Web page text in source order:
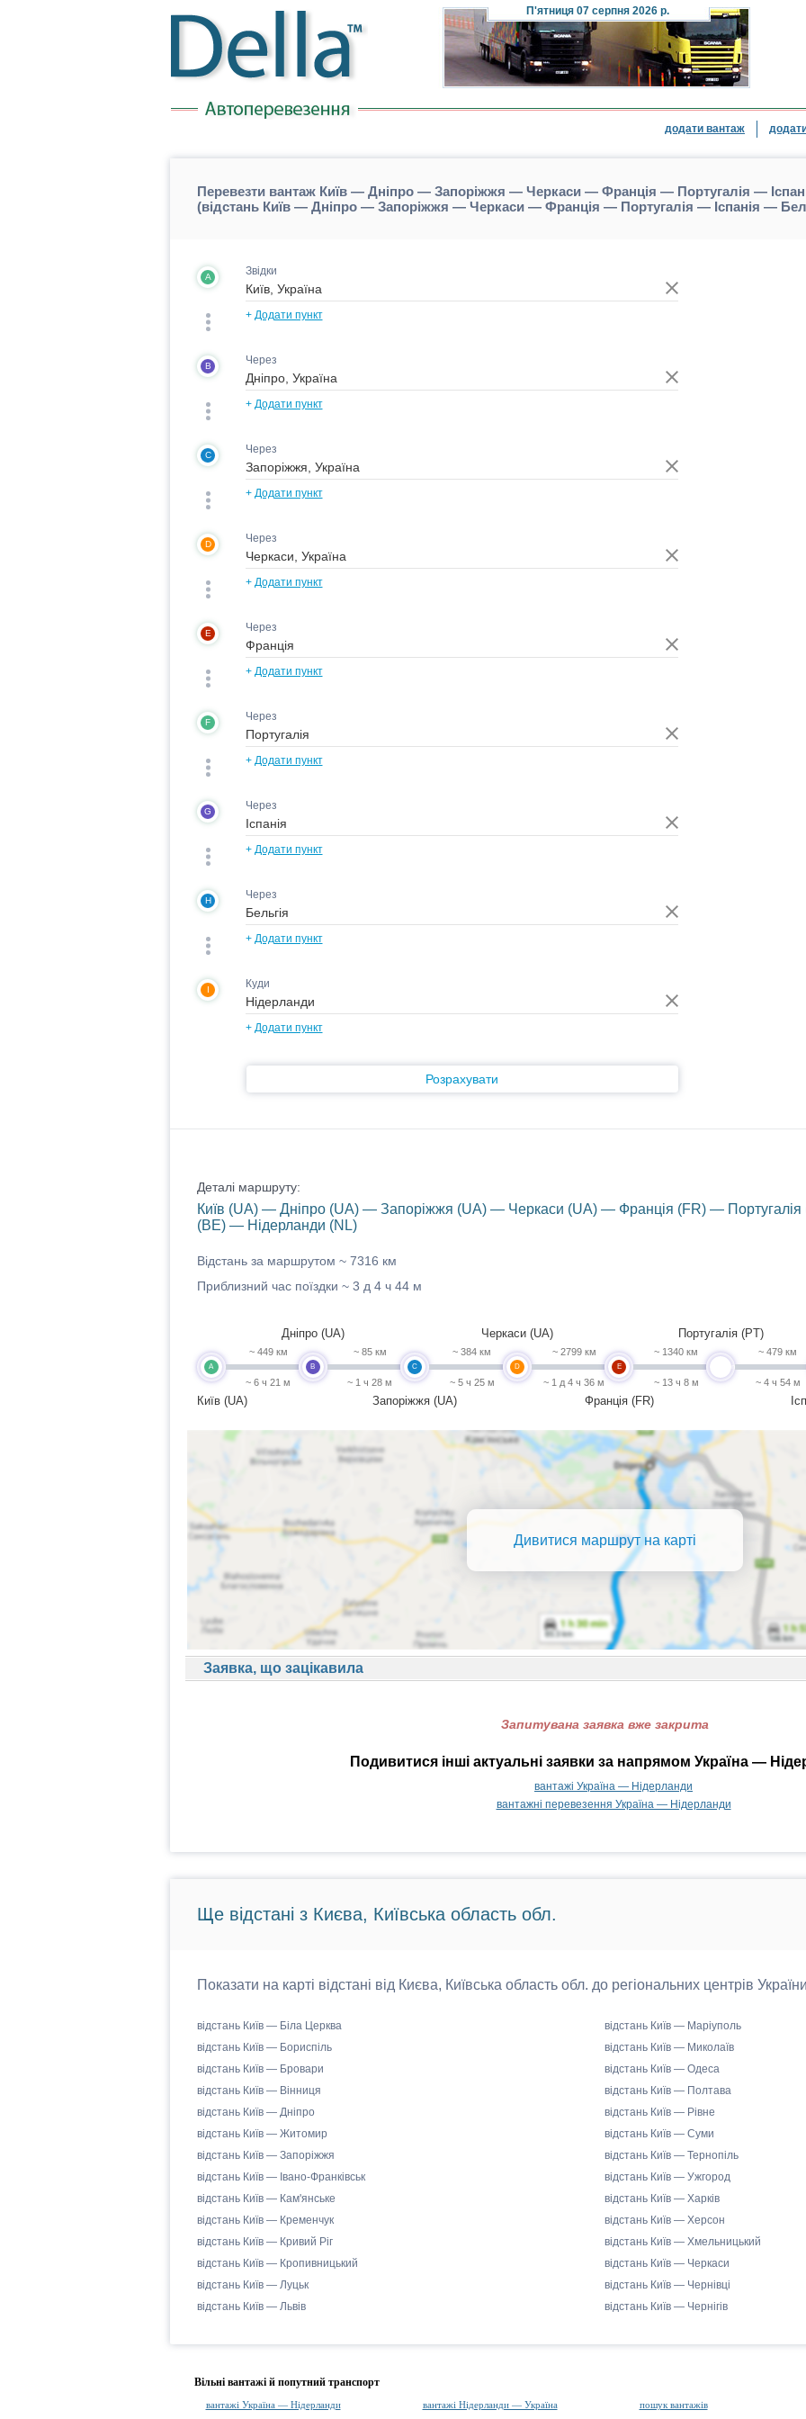
П'ятниця07 серпня 2026 р.
додати вантаж
Перевезти вантаж Київ — Дніпро — Запоріжжя — Черкаси — Франція — Португалія —
(відстань Київ — Дніпро — Запоріжжя — Черкаси — Франція — Португалія — Іспанія —
A Звідки
+ Додати пункт
B Через
+ Додати пункт
C Через
+ Додати пункт
D Через
+ Додати пункт
E Через
+ Додати пункт
F Через
+ Додати пункт
G Через
+ Додати пункт
H Через
+ Додати пункт
I Куди
+ Додати пункт
Розрахувати
Деталі маршруту:
Київ (UA) — Дніпро (UA) — Запоріжжя (UA) — Черкаси (UA) — Франція (FR) — Португалія
(BE) — Нідерланди (NL)
Відстань за маршрутом ~ 7316 км
Приблизний час поїздки ~ 3 д 4 ч 44 м
A
Київ (UA)
~ 449 км
~ 6 ч 21 м
B
Дніпро (UA)
~ 85 км
~ 1 ч 28 м
C
Запоріжжя (UA)
~ 384 км
~ 5 ч 25 м
D
Черкаси (UA)
~ 2799 км
~ 1 д 4 ч 36 м
E
Франція (FR)
~ 1340 км
~ 13 ч 8 м
undefined
Португалія (PT)
~ 479 км
~ 4 ч 54 м
Дивитися маршрут на карті
Заявка, що зацікавила
Запитувана заявка вже закрита
Подивитися інші актуальні заявки за напрямом Україна —
вантажі Україна — Нідерланди
вантажні перевезення Україна — Нідерланди
Ще відстані з Києва, Київська область обл.
Показати на карті відстані від Києва, Київська область обл. до регіональних центрів
відстань Київ — Біла Церква
відстань Київ — Бориспіль
відстань Київ — Бровари
відстань Київ — Вінниця
відстань Київ — Дніпро
відстань Київ — Житомир
відстань Київ — Запоріжжя
відстань Київ — Івано-Франківськ
відстань Київ — Кам'янське
відстань Київ — Кременчук
відстань Київ — Кривий Ріг
відстань Київ — Кропивницький
відстань Київ — Луцьк
відстань Київ — Львів
відстань Київ — Маріуполь
відстань Київ — Миколаїв
відстань Київ — Одеса
відстань Київ — Полтава
відстань Київ — Рівне
відстань Київ — Суми
відстань Київ — Тернопіль
відстань Київ — Ужгород
відстань Київ — Харків
відстань Київ — Херсон
відстань Київ — Хмельницький
відстань Київ — Черкаси
відстань Київ — Чернівці
відстань Київ — Чернігів
Вільні вантажі й попутний транспорт
вантажі Україна — Нідерланди вантажі Нідерланди — Україна пошук вантажів